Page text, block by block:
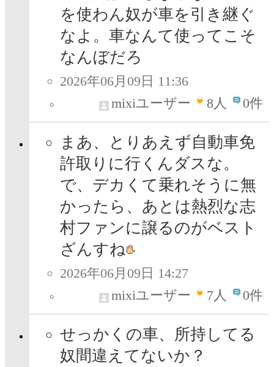
を使わん奴が車を引き継ぐ
なよ。車なんて使ってこそ
なんぼだろ
2026年06月09日 11:36
mixiユーザー
8人 0件
まあ、とりあえず自動車免
許取りに行くんダスな。
で、デカくて乗れそうに無
かったら、あとは熱烈な志
村ファンに譲るのがベスト
ざんすね
2026年06月09日 14:27
mixiユーザー
7人 0件
せっかくの車、所持してる
奴間違えてないか？